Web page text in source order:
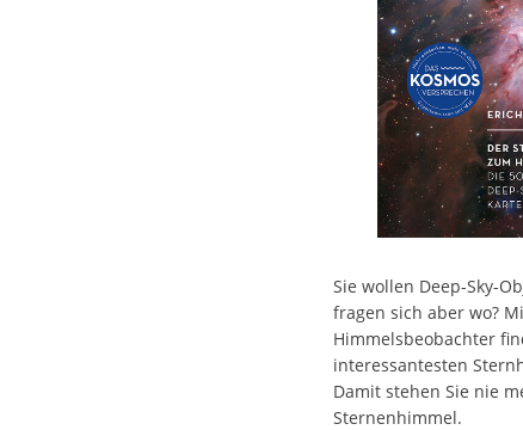
Sie wollen Deep-Sky-
fragen sich aber wo?
Himmelsbeobachter
interessantesten
Damit stehen Sie nie
Sternenhimmel.